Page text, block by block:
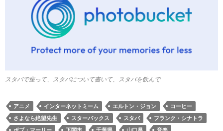
スタバで座って、スタバについて書いて、スタバを飲んで
アニメ インターネットミーム エルトン・ジョン
コーヒー
さよなら絶望先生
スターバックス スタバ
フランク・シナトラ